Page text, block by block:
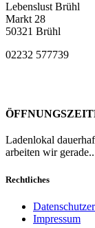
Lebenslust Brühl
Markt 28
50321 Brühl
02232 577739
Ladenlokal
arbeiten wir
Rechtliches
Impressum